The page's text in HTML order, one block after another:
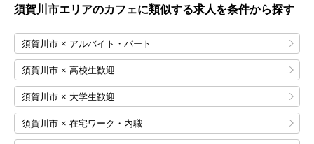
須賀川市エリアのカフェに類似する求人を条件から探す
須賀川市 × アルバイト・パート
須賀川市 × 高校生歓迎
須賀川市 × 大学生歓迎
須賀川市 × 在宅ワーク・内職